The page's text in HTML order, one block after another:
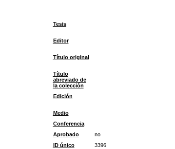
Tesis
Editor
Título original
Título
abreviado de
la colección
Edición
Medio
Conferencia
Aprobado
no
ID único
3396